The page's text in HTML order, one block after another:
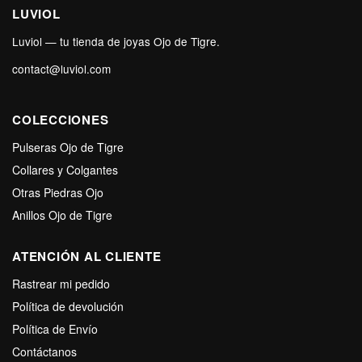
LUVIOL
Luviol — tu tienda de joyas Ojo de Tigre.
contact@luviol.com
COLECCIONES
Pulseras Ojo de Tigre
Collares y Colgantes
Otras Piedras Ojo
Anillos Ojo de Tigre
ATENCIÓN AL CLIENTE
Rastrear mi pedido
Política de devolución
Política de Envío
Contáctanos